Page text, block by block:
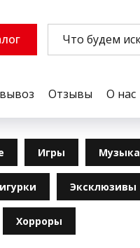
Отзывы О нас
Игры Музыка
Эксклюзивы
Хорроры